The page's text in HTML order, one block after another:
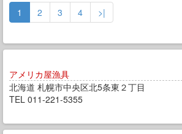
1 2 3 4 >|
アメリカ屋漁具
北海道 札幌市中央区北5条東２丁目
TEL 011-221-5355